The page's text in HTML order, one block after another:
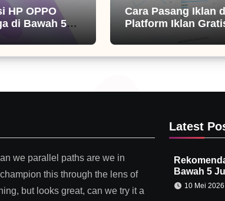
HP OPPO
di Bawah 5
Cara Pasang Iklan
Platform Iklan
we parallel paths are we in
this through the lens of
but looks great, can we try it a
Latest
Bawah 5
10 Mei 2026